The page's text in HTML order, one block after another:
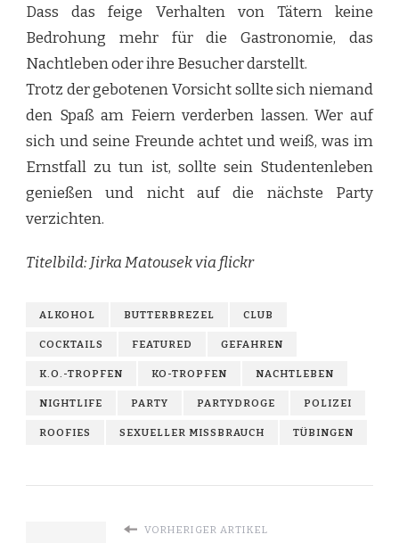
Dass das feige Verhalten von Tätern keine
Bedrohung mehr für die Gastronomie, das
Nachtleben oder ihre Besucher darstellt.
Trotz der gebotenen Vorsicht sollte sich niemand
den Spaß am Feiern verderben lassen. Wer auf
sich und seine Freunde achtet und weiß, was im
Ernstfall zu tun ist, sollte sein Studentenleben
genießen und nicht auf die nächste Party
verzichten.
Titelbild: Jirka Matousek via flickr
ALKOHOL BUTTERBREZEL CLUB
COCKTAILS FEATURED GEFAHREN
K.O.-TROPFEN KO-TROPFEN NACHTLEBEN
NIGHTLIFE PARTY PARTYDROGE POLIZEI
ROOFIES SEXUELLER MISSBRAUCH TÜBINGEN
VORHERIGER ARTIKEL